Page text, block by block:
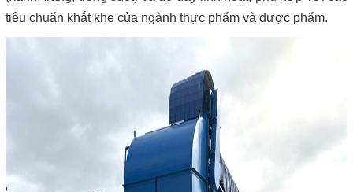
tiêu chuẩn khắt khe của ngành thực phẩm và dược phẩm.